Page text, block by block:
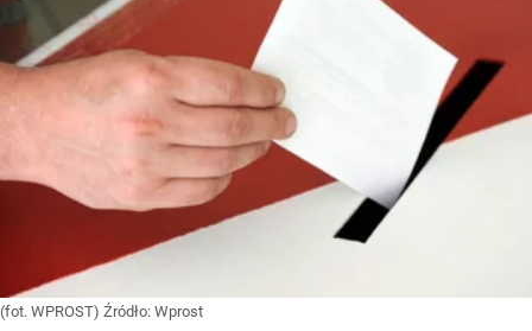
(fot. WPROST) Źródło: Wprost